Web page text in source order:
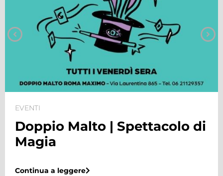
EVENTI
Doppio Malto | Torneo di
Biliardino
Continua a leggere